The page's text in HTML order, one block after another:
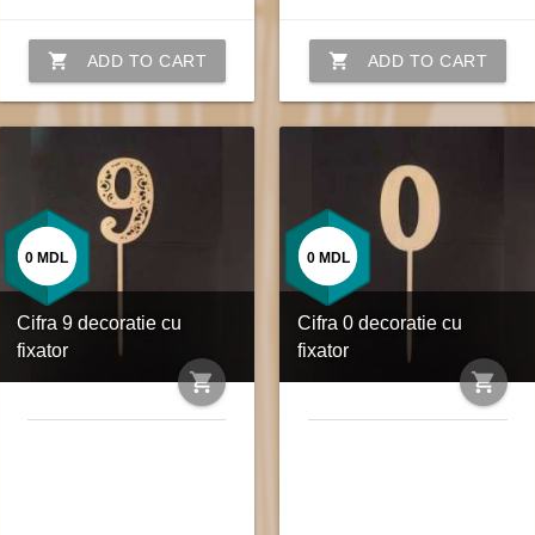
shopping_cart ADD TO CART shopping_cart ADD TO CART
Cifra 9 decoratie cu
fixator
shopping_cart
0 MDL
Cifra 0 decoratie cu
fixator
shopping_cart
0 MDL